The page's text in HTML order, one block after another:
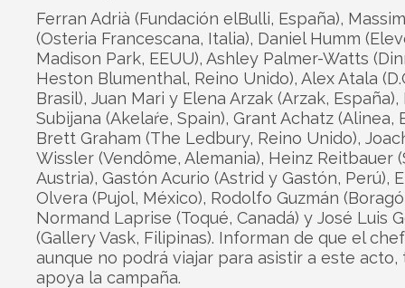
Ferran Adrià (Fundación elBulli, España),
(Osteria Francescana, Italia), Daniel Humm
Madison Park, EEUU), Ashley Palmer-Watts
Heston Blumenthal, Reino Unido), Alex Atala
Brasil), Juan Mari y Elena Arzak (Arzak,
Subijana (Akelaŕe, Spain), Grant Achatz (Alinea,
Brett Graham (The Ledbury, Reino Unido),
Wissler (Vendôme, Alemania), Heinz Reitbauer
Austria), Gastón Acurio (Astrid y Gastón, Perú),
Olvera (Pujol, México), Rodolfo Guzmán
Normand Laprise (Toqué, Canadá) y José Luis
(Gallery Vask, Filipinas). Informan de que el
aunque no podrá viajar para asistir a este acto,
apoya la campaña.